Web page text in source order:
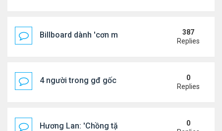
Billboard dành 'cơn mưa' lời khen BTS
387
Replies
4 người trong gđ gốc Việt thiệt mạng vì tai nạn xe
0
Replies
Hương Lan: 'Chồng tặng tôi khu vườn tình yêu'
0